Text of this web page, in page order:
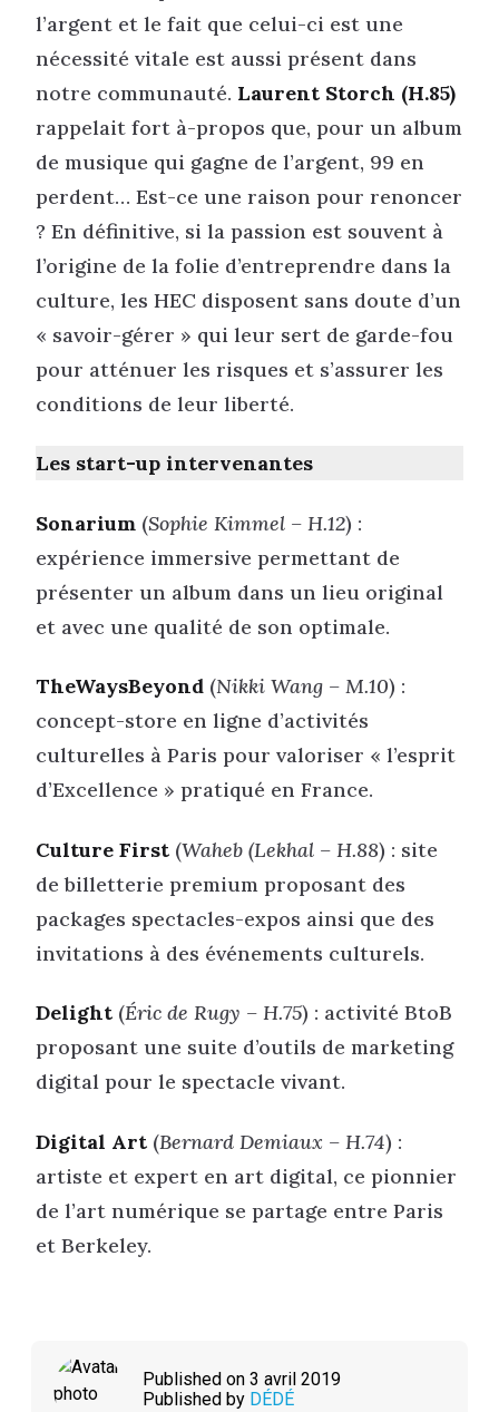
l’argent et le fait que celui-ci est une
nécessité vitale est aussi présent dans
notre communauté. Laurent Storch (H.85)
rappelait fort à-propos que, pour un album
de musique qui gagne de l’argent, 99 en
perdent… Est-ce une raison pour renoncer
? En définitive, si la passion est souvent à
l’origine de la folie d’entreprendre dans la
culture, les HEC disposent sans doute d’un
« savoir-gérer » qui leur sert de garde-fou
pour atténuer les risques et s’assurer les
conditions de leur liberté.
Les start-up intervenantes
Sonarium (Sophie Kimmel – H.12) :
expérience immersive permettant de
présenter un album dans un lieu original
et avec une qualité de son optimale.
TheWaysBeyond (Nikki Wang – M.10) :
concept-store en ligne d’activités
culturelles à Paris pour valoriser « l’esprit
d’Excellence » pratiqué en France.
Culture First (Waheb (Lekhal – H.88) : site
de billetterie premium proposant des
packages spectacles-expos ainsi que des
invitations à des événements culturels.
Delight (Éric de Rugy – H.75) : activité BtoB
proposant une suite d’outils de marketing
digital pour le spectacle vivant.
Digital Art (Bernard Demiaux – H.74) :
artiste et expert en art digital, ce pionnier
de l’art numérique se partage entre Paris
et Berkeley.
Published on 3 avril 2019
Published by DÉDÉ